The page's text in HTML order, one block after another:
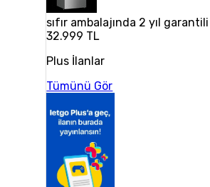
sıfır ambalajında 2 yıl
32.999 TL
Plus İlanlar
Tümünü Gör